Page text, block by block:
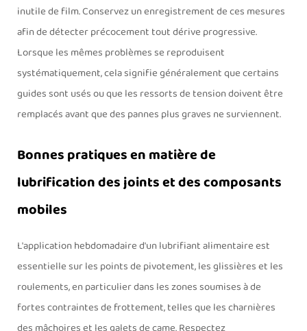
inutile de film. Conservez un enregistrement de ces mesures
afin de détecter précocement tout dérive progressive.
Lorsque les mêmes problèmes se reproduisent
systématiquement, cela signifie généralement que certains
guides sont usés ou que les ressorts de tension doivent être
remplacés avant que des pannes plus graves ne surviennent.
Bonnes pratiques en matière de
lubrification des joints et des composants
mobiles
L'application hebdomadaire d'un lubrifiant alimentaire est
essentielle sur les points de pivotement, les glissières et les
roulements, en particulier dans les zones soumises à de
fortes contraintes de frottement, telles que les charnières